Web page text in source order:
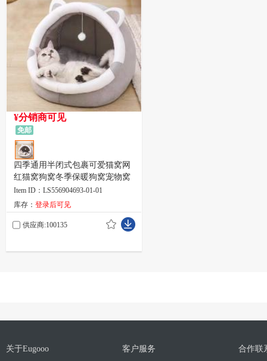
¥分销商可见
免邮
四季通用半闭式包裹可爱猫窝网
红猫窝狗窝冬季保暖狗窝宠物窝
Item ID：LS556904693-01-01
库存： 登录后可见
供应商:100135
关于Eugooo 客户服务 合作联